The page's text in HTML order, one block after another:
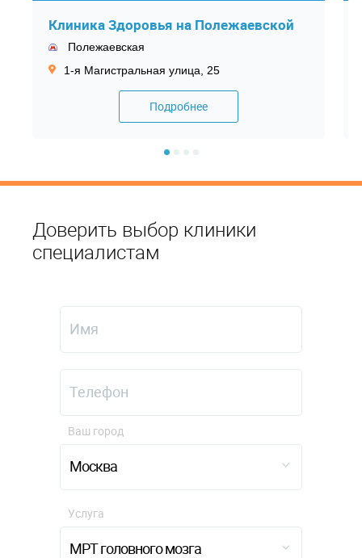
Клиника Здоровья на Полежаевской
Полежаевская
1-я Магистральная улица, 25
Подробнее
Доверить выбор клиники
специалистам
Москва
Ваш город
МРТ головного мозга
Услуга